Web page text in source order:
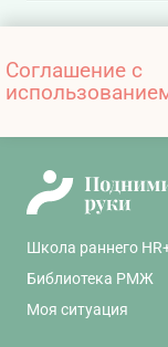
Факторы риска у
лечения от РМЖ
Школа раннего
Библиотека РМЖ
Моя ситуация
Соглашение с